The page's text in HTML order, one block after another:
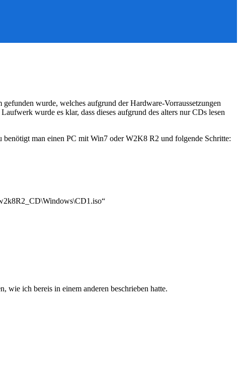
wurde, welches aufgrund der Hardware-Vorraussetzungen
wurde es klar, dass dieses aufgrund des alters nur CDs lesen
man einen PC mit Win7 oder W2K8 R2 und folgende Schritte:
wie ich bereis in einem anderen beschrieben hatte.